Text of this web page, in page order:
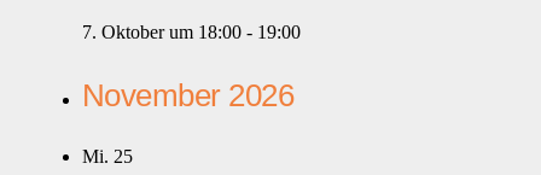
7. Oktober um 18:00 - 19:00
November 2026
Mi. 25